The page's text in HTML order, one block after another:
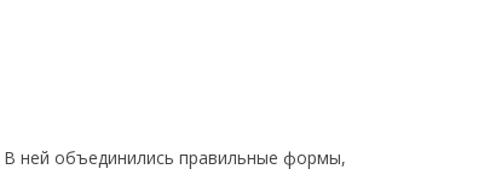
В ней объединились правильные формы,